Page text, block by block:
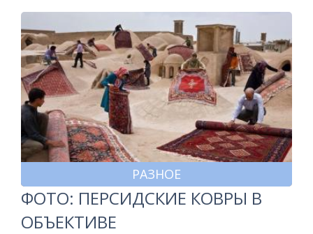
РАЗНОЕ
ФОТО: ПЕРСИДСКИЕ КОВРЫ В
ОБЪЕКТИВЕ